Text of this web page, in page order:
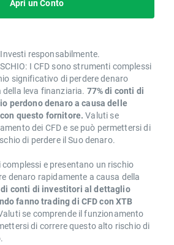
Apri un Conto
responsabilmente.
I CFD sono strumenti complessi
significativo di perdere denaro
leva finanziaria. 77% di conti di
perdono denaro a causa delle
questo fornitore. Valuti se
dei CFD e se può permettersi di
di perdere il Suo denaro.
e presentano un rischio
denaro rapidamente a causa della
di conti di investitori al dettaglio
fanno trading di CFD con XTB
se comprende il funzionamento
di correre questo alto rischio di